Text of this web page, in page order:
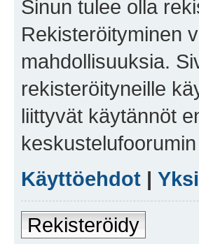
Sinun tulee olla
Rekisteröityminen
mahdollisuuksia.
rekisteröityneille
liittyvät käytännöt
Käyttöehdot |
Rekisteröidy